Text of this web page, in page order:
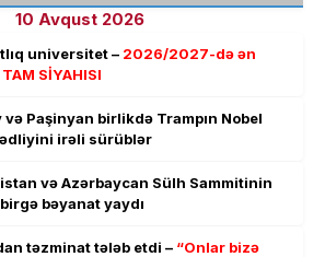
10 Avqust 2026
universitet – 2026/2027-də ən
SİYAHISI
Paşinyan birlikdə Trampın Nobel
irəli sürüblər
və Azərbaycan Sülh Sammitinin
bəyanat yaydı
təzminat tələb etdi – “Onlar bizə